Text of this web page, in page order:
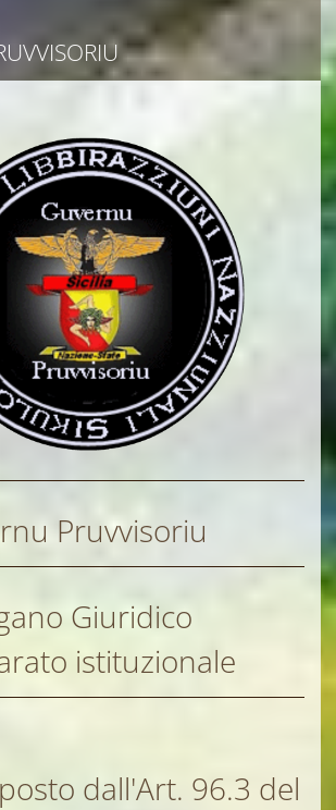
Pruvvisoriu
Giuridico
istituzionale
dall'Art. 96.3 del